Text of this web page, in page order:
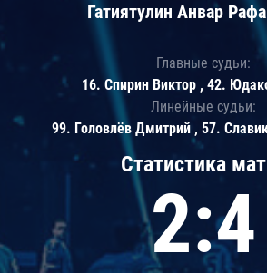
Статистика
2:4
Гатиятулин Анвар
Главные судьи:
16. Спирин Виктор , 42.
Линейные судьи:
99. Головлёв Дмитрий , 57.